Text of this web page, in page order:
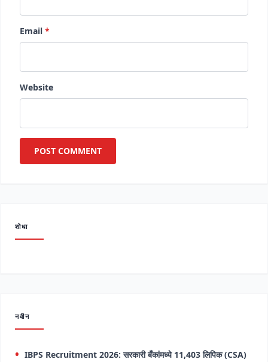
Email *
Website
शोधा
नवीन
IBPS Recruitment 2026: सरकारी बँकांमध्ये 11,403 लिपिक (CSA)